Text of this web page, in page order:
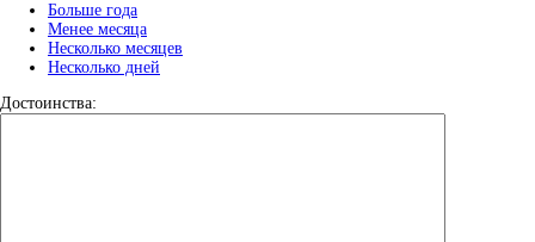
Больше года
Менее месяца
Несколько месяцев
Несколько дней
Достоинства: